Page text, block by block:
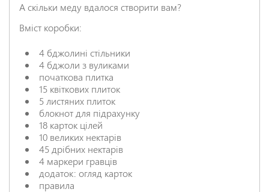
А скільки меду вдалося створити вам?
Вміст коробки:
4 бджолині стільники
4 бджоли з вуликами
початкова плитка
15 квіткових плиток
5 листяних плиток
блокнот для підрахунку
18 карток цілей
10 великих нектарів
45 дрібних нектарів
4 маркери гравців
додаток: огляд карток
правила